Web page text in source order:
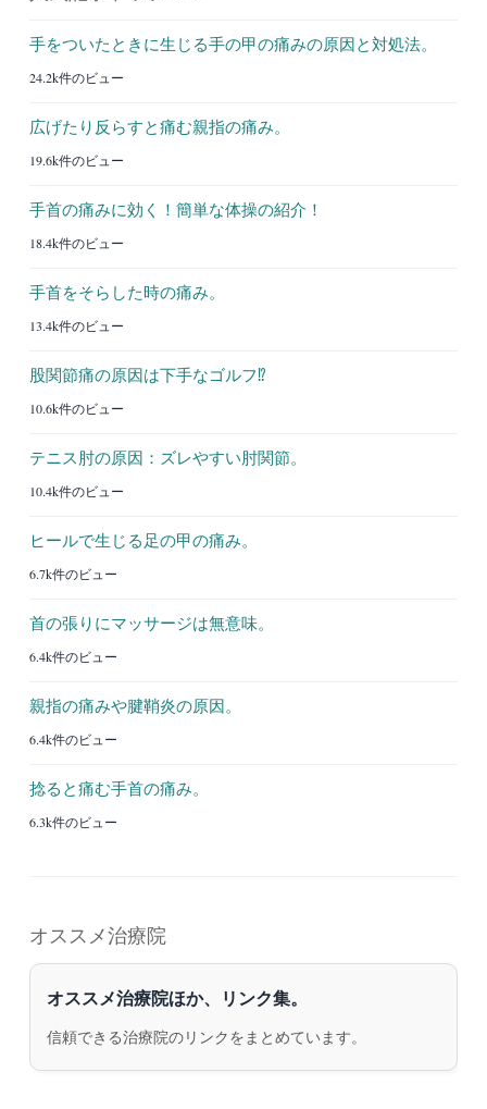
手をついたときに生じる手の甲の痛みの原因と対処法。
24.2k件のビュー
広げたり反らすと痛む親指の痛み。
19.6k件のビュー
手首の痛みに効く！簡単な体操の紹介！
18.4k件のビュー
手首をそらした時の痛み。
13.4k件のビュー
股関節痛の原因は下手なゴルフ⁉︎
10.6k件のビュー
テニス肘の原因：ズレやすい肘関節。
10.4k件のビュー
ヒールで生じる足の甲の痛み。
6.7k件のビュー
首の張りにマッサージは無意味。
6.4k件のビュー
親指の痛みや腱鞘炎の原因。
6.4k件のビュー
捻ると痛む手首の痛み。
6.3k件のビュー
オススメ治療院
オススメ治療院ほか、リンク集。
信頼できる治療院のリンクをまとめています。